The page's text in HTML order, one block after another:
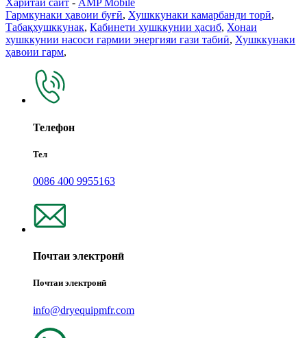
Харитаи сайт - AMP Mobile
Гармкунаки ҳавоии буғӣ, Хушккунаки камарбанди торӣ,
Табақхушккунак, Кабинети хушккунии ҳасиб, Хонаи
хушккунии насоси гармии энергияи гази табиӣ, Хушккунаки
ҳавоии гарм,
Телефон
Тел
0086 400 9955163
Почтаи электронӣ
Почтаи электронӣ
info@dryequipmfr.com